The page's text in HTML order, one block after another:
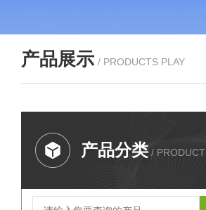
产品展示 / PRODUCTS PLAY
产品分类 / PRODUCT